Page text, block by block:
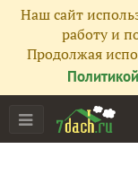
Наш сайт
работу и
Продолжая